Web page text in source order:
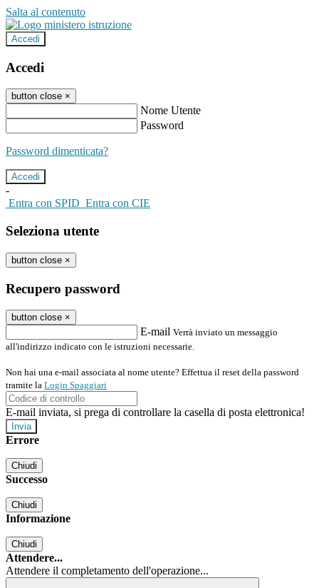
Salta al contenuto
Accedi
Accedi
button close ×
Nome Utente
Password
Password dimenticata?
-
Entra con SPID Entra con CIE
Seleziona utente
button close ×
Recupero password
button close ×
E-mail Verrà inviato un messaggio
all'indirizzo indicato con le istruzioni necessarie.
Non hai una e-mail associata al nome utente? Effettua il reset della password
tramite la Login Spaggiari
E-mail inviata, si prega di controllare la casella di posta elettronica!
Errore
Chiudi
Successo
Chiudi
Informazione
Chiudi
Attendere...
Attendere il completamento dell'operazione...